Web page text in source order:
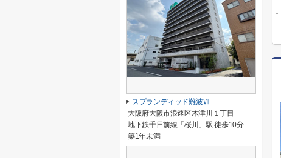
スプランディッド難波Ⅶ
大阪府大阪市浪速区木津川１丁目
地下鉄千日前線「桜川」駅 徒歩10分
築1年未満